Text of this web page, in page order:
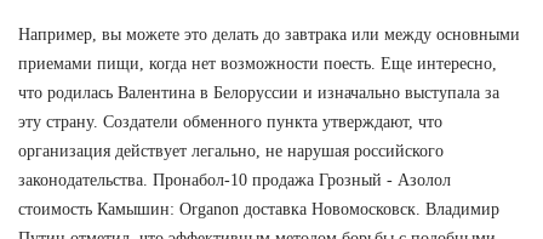
Например, вы можете это делать до завтрака или между основными
приемами пищи, когда нет возможности поесть. Еще интересно,
что родилась Валентина в Белоруссии и изначально выступала за
эту страну. Создатели обменного пункта утверждают, что
организация действует легально, не нарушая российского
законодательства. Пронабол-10 продажа Грозный - Азолол
стоимость Камышин: Organon доставка Новомосковск. Владимир